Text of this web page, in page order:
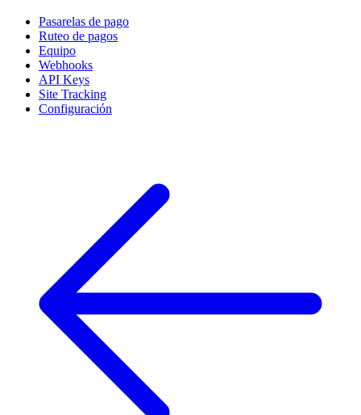
Pasarelas de pago
Ruteo de pagos
Equipo
Webhooks
API Keys
Site Tracking
Configuración